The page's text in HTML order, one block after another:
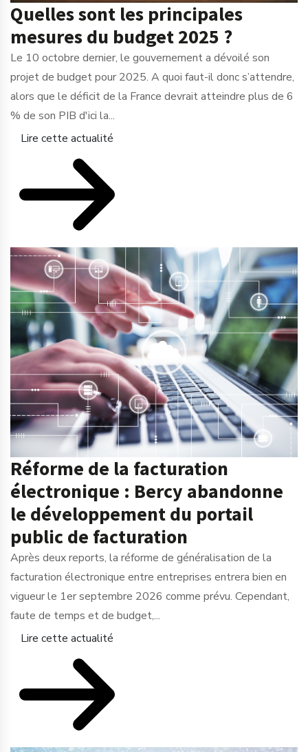
Quelles sont les principales
mesures du budget 2025 ?
Le 10 octobre dernier, le gouvernement a dévoilé son
projet de budget pour 2025. A quoi faut-il donc s’attendre,
alors que le déficit de la France devrait atteindre plus de 6
% de son PIB d'ici la...
Lire cette actualité
Réforme de la facturation
électronique : Bercy abandonne
le développement du portail
public de facturation
Après deux reports, la réforme de généralisation de la
facturation électronique entre entreprises entrera bien en
vigueur le 1er septembre 2026 comme prévu. Cependant,
faute de temps et de budget,...
Lire cette actualité